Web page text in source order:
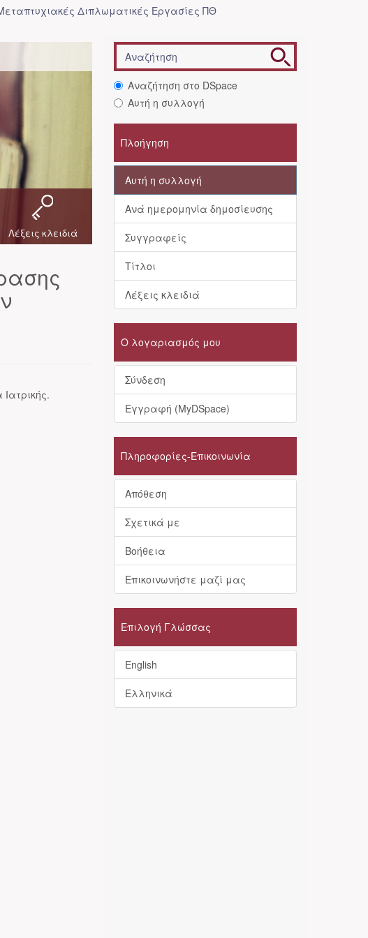
Διπλωματικές Εργασίες ΠΘ
Λέξεις κλειδιά
Αναζήτηση στο DSpace
Αυτή η συλλογή
Πλοήγηση
Αυτή η συλλογή
Ανά ημερομηνία δημοσίευσης
Συγγραφείς
Τίτλοι
Λέξεις κλειδιά
Ο λογαριασμός μου
Σύνδεση
Εγγραφή (MyDSpace)
Πληροφορίες-Επικοινωνία
Απόθεση
Σχετικά με
Βοήθεια
Επικοινωνήστε μαζί μας
Επιλογή Γλώσσας
English
Ελληνικά